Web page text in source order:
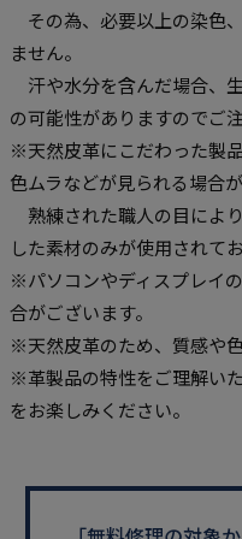
その為、必要以上の染色
ません。
汗や水分を含んだ場合、
の可能性がありますのでご
※天然皮革にこだわった製
色ムラなどが見られる場合
熟練された職人の目によ
した素材のみが使用されてお
※パソコンやディスプレイ
合がございます。
※天然皮革のため、質感や
※革製品の特性をご理解い
をお楽しみください。